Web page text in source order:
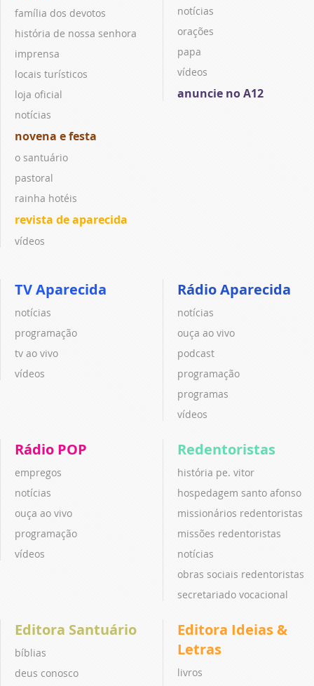
família dos devotos
história de nossa senhora
imprensa
locais turísticos
loja oficial
notícias
novena e festa
o santuário
pastoral
rainha hotéis
revista de aparecida
vídeos
notícias
orações
papa
vídeos
anuncie no A12
TV Aparecida
notícias
programação
tv ao vivo
vídeos
Rádio Aparecida
notícias
ouça ao vivo
podcast
programação
programas
vídeos
Rádio POP
empregos
notícias
ouça ao vivo
programação
vídeos
Redentoristas
história pe. vitor
hospedagem santo afonso
missionários redentoristas
missões redentoristas
notícias
obras sociais redentoristas
secretariado vocacional
Editora Santuário
bíblias
deus conosco
Editora Ideias &
Letras
livros